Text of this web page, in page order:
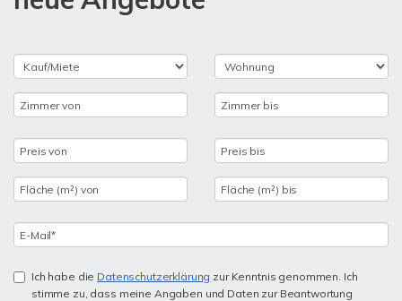
Ich habe die Datenschutzerklärung zur Kenntnis genommen. Ich
stimme zu, dass meine Angaben und Daten zur Beantwortung